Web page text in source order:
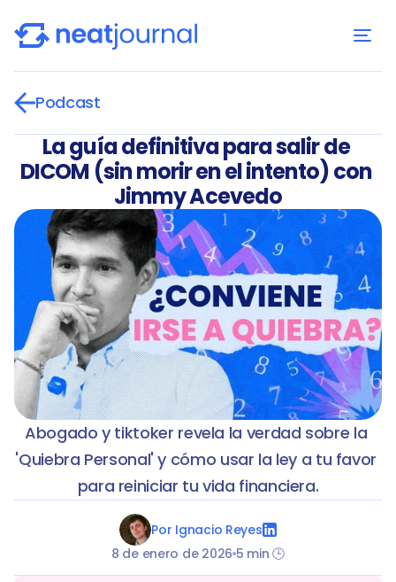
Podcast
La guía definitiva para salir de
DICOM (sin morir en el intento) con
Jimmy Acevedo
Abogado y tiktoker revela la verdad sobre la
'Quiebra Personal' y cómo usar la ley a tu favor
para reiniciar tu vida financiera.
Por Ignacio Reyes
8 de enero de 2026 5 min 🕒